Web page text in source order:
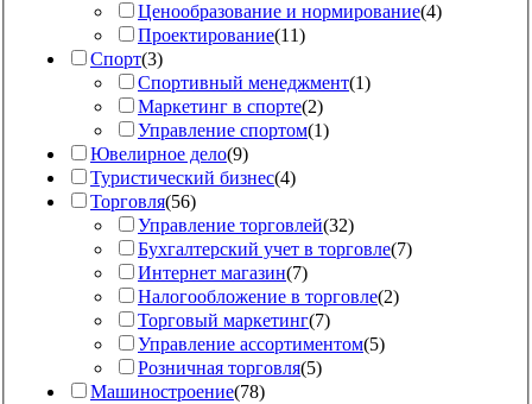
Ценообразование и нормирование(4)
Проектирование(11)
Спорт(3)
Спортивный менеджмент(1)
Маркетинг в спорте(2)
Управление спортом(1)
Ювелирное дело(9)
Туристический бизнес(4)
Торговля(56)
Управление торговлей(32)
Бухгалтерский учет в торговле(7)
Интернет магазин(7)
Налогообложение в торговле(2)
Торговый маркетинг(7)
Управление ассортиментом(5)
Розничная торговля(5)
Машиностроение(78)